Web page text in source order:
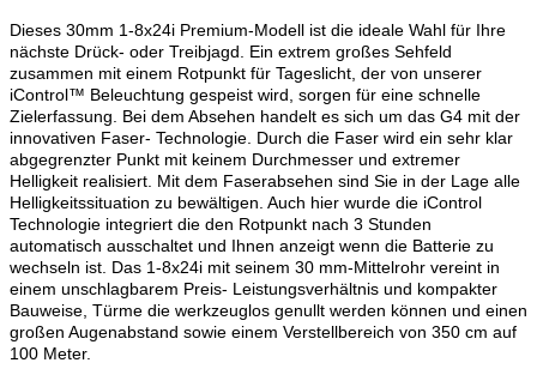
Dieses 30mm 1-8x24i Premium-Modell ist die ideale Wahl für Ihre
nächste Drück- oder Treibjagd. Ein extrem großes Sehfeld
zusammen mit einem Rotpunkt für Tageslicht, der von unserer
iControl™ Beleuchtung gespeist wird, sorgen für eine schnelle
Zielerfassung. Bei dem Absehen handelt es sich um das G4 mit der
innovativen Faser- Technologie. Durch die Faser wird ein sehr klar
abgegrenzter Punkt mit keinem Durchmesser und extremer
Helligkeit realisiert. Mit dem Faserabsehen sind Sie in der Lage alle
Helligkeitssituation zu bewältigen. Auch hier wurde die iControl
Technologie integriert die den Rotpunkt nach 3 Stunden
automatisch ausschaltet und Ihnen anzeigt wenn die Batterie zu
wechseln ist. Das 1-8x24i mit seinem 30 mm-Mittelrohr vereint in
einem unschlagbarem Preis- Leistungsverhältnis und kompakter
Bauweise, Türme die werkzeuglos genullt werden können und einen
großen Augenabstand sowie einem Verstellbereich von 350 cm auf
100 Meter.